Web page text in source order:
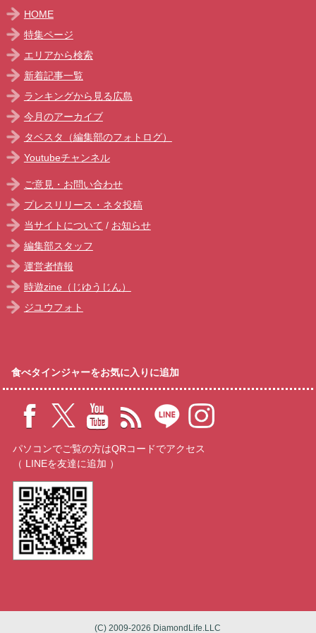
HOME
特集ページ
エリアから検索
新着記事一覧
ランキングから見る広島
今月のアーカイブ
タベスタ（編集部のフォトログ）
Youtubeチャンネル
ご意見・お問い合わせ
プレスリリース・ネタ投稿
当サイトについて / お知らせ
編集部スタッフ
運営者情報
時遊zine（じゆうじん）
ジユウフォト
食べタインジャーをお気に入りに追加
パソコンでご覧の方はQRコードでアクセス
（ LINEを友達に追加 ）
(C) 2009-2026 DiamondLife.LLC